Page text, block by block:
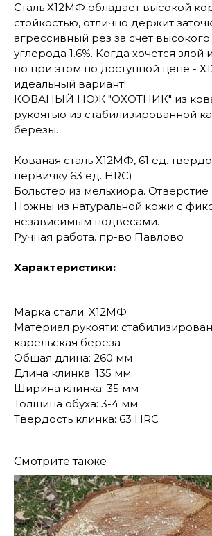
Сталь Х12МФ обладает высокой
стойкостью, отлично держит
агрессивный рез за счет
углерода 1.6%. Когда хочется злой
но при этом по доступной цене -
идеальный вариант!
КОВАНЫЙ НОЖ "ОХОТНИК" из
рукоятью из стабилизированной
березы.
Кованая сталь Х12МФ, 61 ед.
первичку 63 ед. HRC)
Больстер из мельхиора. Отверстие
Ножны из натуральной кожи с
независимым подвесами.
Ручная работа. пр-во Павлово
Характеристики:
Марка стали: Х12МФ
Материал рукояти:
карельская береза
Общая длина: 260 мм
Длина клинка: 135 мм
Ширина клинка: 35 мм
Толщина обуха: 3-4 мм
Твердость клинка: 63 HRC
Смотрите также
КОНТАКТЫ